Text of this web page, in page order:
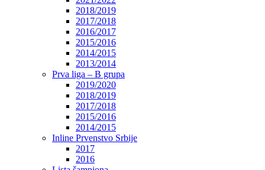
2018/2019
2017/2018
2016/2017
2015/2016
2014/2015
2013/2014
Prva liga – B grupa
2019/2020
2018/2019
2017/2018
2015/2016
2014/2015
Inline Prvenstvo Srbije
2017
2016